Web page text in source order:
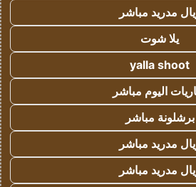
مدريد مباشر
يلا شوت
yalla shoot
اليوم مباشر
برشلونة مباشر
مدريد مباشر
مدريد مباشر